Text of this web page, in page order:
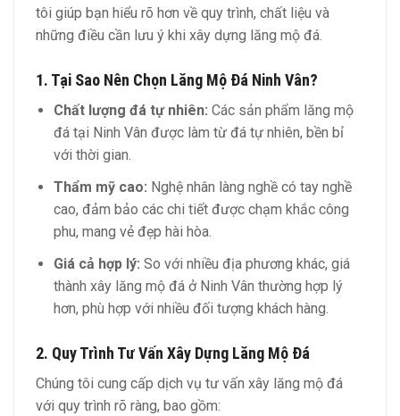
tôi giúp bạn hiểu rõ hơn về quy trình, chất liệu và
những điều cần lưu ý khi xây dựng lăng mộ đá.
1. Tại Sao Nên Chọn Lăng Mộ Đá Ninh Vân?
Chất lượng đá tự nhiên: Các sản phẩm lăng mộ
đá tại Ninh Vân được làm từ đá tự nhiên, bền bỉ
với thời gian.
Thẩm mỹ cao: Nghệ nhân làng nghề có tay nghề
cao, đảm bảo các chi tiết được chạm khắc công
phu, mang vẻ đẹp hài hòa.
Giá cả hợp lý: So với nhiều địa phương khác, giá
thành xây lăng mộ đá ở Ninh Vân thường hợp lý
hơn, phù hợp với nhiều đối tượng khách hàng.
2. Quy Trình Tư Vấn Xây Dựng Lăng Mộ Đá
Chúng tôi cung cấp dịch vụ tư vấn xây lăng mộ đá
với quy trình rõ ràng, bao gồm: